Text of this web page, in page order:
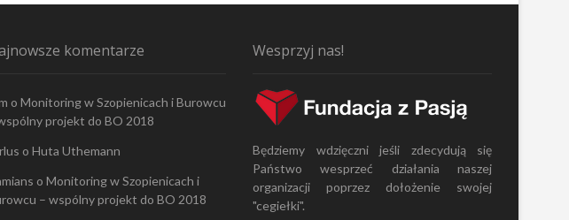
komentarze
o Monitoring w Szopienicach i Burowcu
projekt do BO 2018
o Huta Uthemann
o Monitoring w Szopienicach i
– wspólny projekt do BO 2018
Wesprzyj nas!
Będziemy wdzięczni jeśli zdecydują się
Państwo wesprzeć działania naszej
organizacji poprzez dołożenie swojej
"cegiełki".